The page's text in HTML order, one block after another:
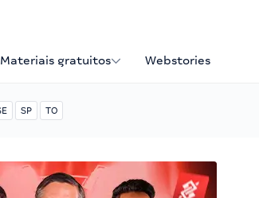
Materiais gratuitos Webstories
SP TO